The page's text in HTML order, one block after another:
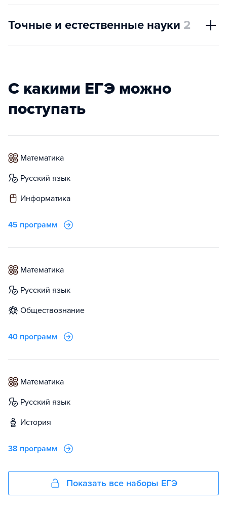
Точные и естественные науки 2
С какими ЕГЭ можно
поступать
математика
русский язык
информатика
45 программ
математика
русский язык
обществознание
40 программ
математика
русский язык
история
38 программ
Показать все наборы ЕГЭ